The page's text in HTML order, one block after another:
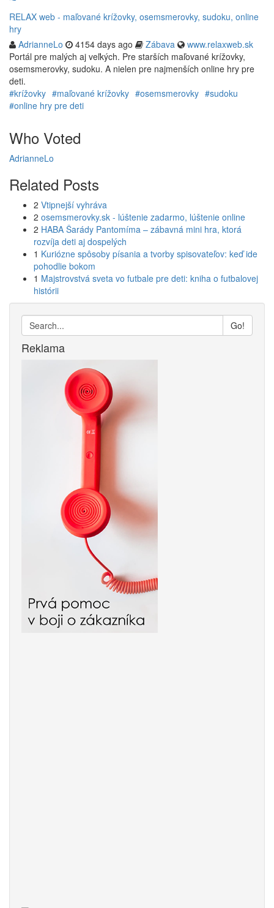
RELAX web - maľované krížovky, osemsmerovky, sudoku, online
hry
AdrianneLo
4154 days ago Zábava
www.relaxweb.sk
Portál pre malých aj veľkých. Pre starších maľované krížovky,
osemsmerovky, sudoku. A nielen pre najmenších online hry pre
deti.
#krížovky #maľované krížovky #osemsmerovky #sudoku
#online hry pre deti
Who Voted
AdrianneLo
Related Posts
2 Vtipnejší vyhráva
2 osemsmerovky.sk - lúštenie zadarmo, lúštenie online
2 HABA Šarády Pantomíma – zábavná mini hra, ktorá
rozvíja deti aj dospelých
1 Kuriózne spôsoby písania a tvorby spisovateľov: keď ide
pohodlie bokom
1 Majstrovstvá sveta vo futbale pre deti: kniha o futbalovej
histórii
Go!
Reklama